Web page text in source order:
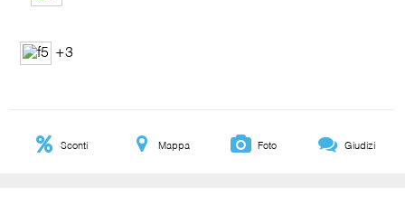
+3
Sconti Mappa Foto Giudizi